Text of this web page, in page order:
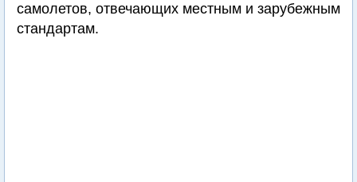
самолетов, отвечающих местным и зарубежным
стандартам.